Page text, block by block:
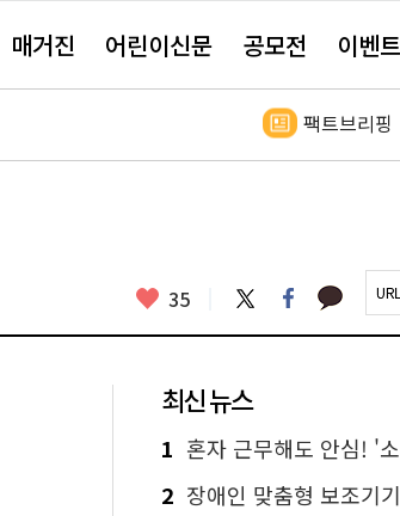
매거진 어린이신문 공모전 이벤트
팩트브리핑
좋
요
35 트
위
터
페
이
스
카
카 페
최신 뉴스
1 혼자 근무해도 안심! '소상공인
2 장애인 맞춤형 보조기기 최대 3년간 무